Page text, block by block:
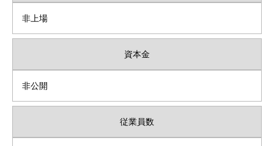
非上場
資本金
非公開
従業員数